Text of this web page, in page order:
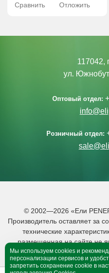
Сравнить Отложить
117042,
ул.
Оптовый отдел:
Розничный отдел:
© 2002—2026 «Ели
Производитель оставляет за
технические
размещенная на сайте не
Политика
Мы используем cookies и
персонализации сервисов и
запретить сохранение cookie в